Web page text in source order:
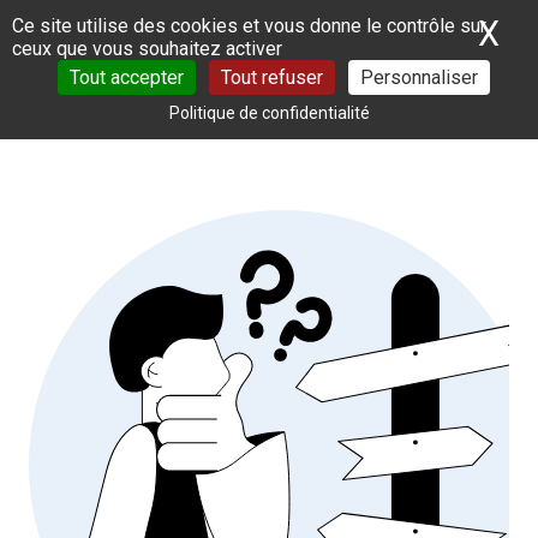
Panneau de gestion des cookies
Ce site utilise des cookies et vous donne le contrôle sur
ceux que vous souhaitez activer
Tout accepter
Tout refuser Personnaliser
Politique de confidentialité
X